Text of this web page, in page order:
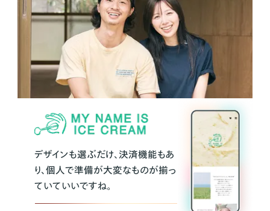
デザインも選ぶだけ、決済機能もあ
り、個人で準備が大変なものが揃っ
ていていいですね。